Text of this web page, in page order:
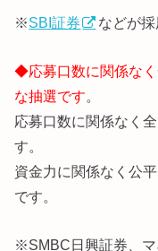
※SBI証券 などが採
◆応募口数に関係な
な抽選です。
応募口数に関係なく
す。
資金力に関係なく公
です。
※SMBC日興証券、マ